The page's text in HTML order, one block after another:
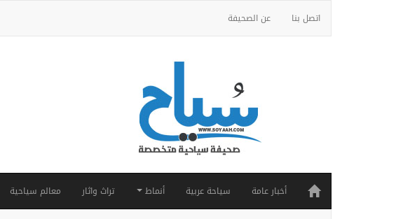
اتصل بنا عن الصحيفة
أخبار عامة سياحة عربية أنماط تراث واثار معالم سياحية